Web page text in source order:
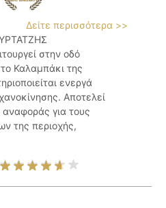
Δείτε περισσότερα >>
στην οδό
Καλαμπάκι της
ενεργά
Αποτελεί
για τους
της περιοχής,